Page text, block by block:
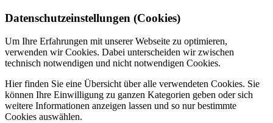
Datenschutzeinstellungen (Cookies)
Um Ihre Erfahrungen mit unserer Webseite zu optimieren,
verwenden wir Cookies. Dabei unterscheiden wir zwischen
technisch notwendigen und nicht notwendigen Cookies.
Hier finden Sie eine Übersicht über alle verwendeten Cookies. Sie
können Ihre Einwilligung zu ganzen Kategorien geben oder sich
weitere Informationen anzeigen lassen und so nur bestimmte
Cookies auswählen.